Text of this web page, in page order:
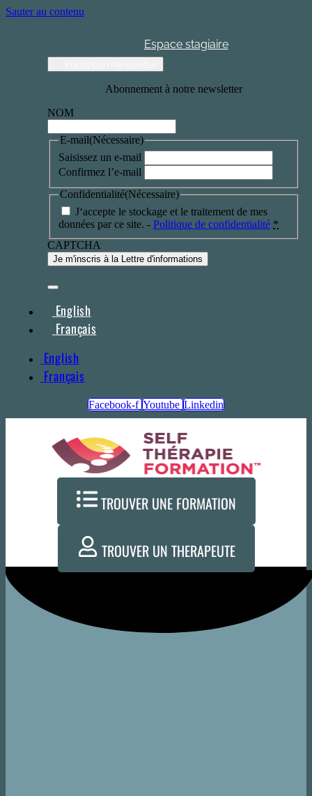
Sauter au contenu
Espace stagiaire
Abonnement à notre newsletter
NOM
E-mail(Nécessaire)
Saisissez un e-mail
Confirmez l’e-mail
Confidentialité(Nécessaire)
J‘accepte le stockage et le traitement de mes
données par ce site. - Politique de confidentialité *
CAPTCHA
English
Français
English
Français
Facebook-f Youtube Linkedin
TROUVER UNE FORMATION
TROUVER UN THERAPEUTE